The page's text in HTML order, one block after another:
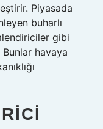
Piyasada
buharlı
gibi
havaya